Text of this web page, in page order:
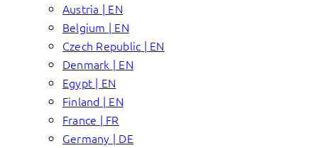
Austria | EN
Belgium | EN
Czech Republic | EN
Denmark | EN
Egypt | EN
Finland | EN
France | FR
Germany | DE